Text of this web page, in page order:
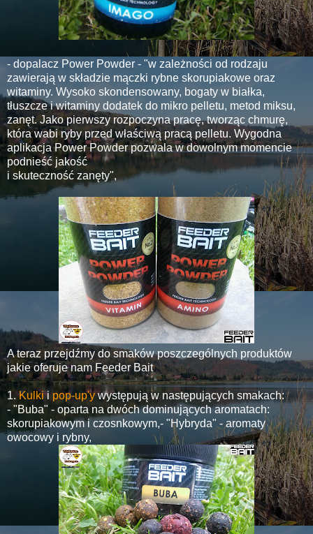
- dopalacz Power Powder - "w zależności od rodzaju
zawierają w składzie mączki rybne skorupiakowe oraz
witaminy. Wysoko skondensowany, bogaty w białka,
tłuszcze i witaminy dodatek do mikro pelletu, metod miksu,
zanęt. Jako pierwszy rozpoczyna pracę, tworząc chmurę,
która wabi ryby przed właściwą pracą pelletu. Wygodna
aplikacja Power Powder pozwala w dowolnym momencie
podnieść jakość
i skuteczność zanęty",
A teraz przejdźmy do smaków poszczególnych produktów
jakie oferuje nam Feeder Bait
1.Kulkii pop-up'ywystępują w następujących smakach:
- "Buba" - oparta na dwóch dominujących aromatach:
skorupiakowym i czosnkowym,- "Hybryda" - aromaty
owocowy i rybny,